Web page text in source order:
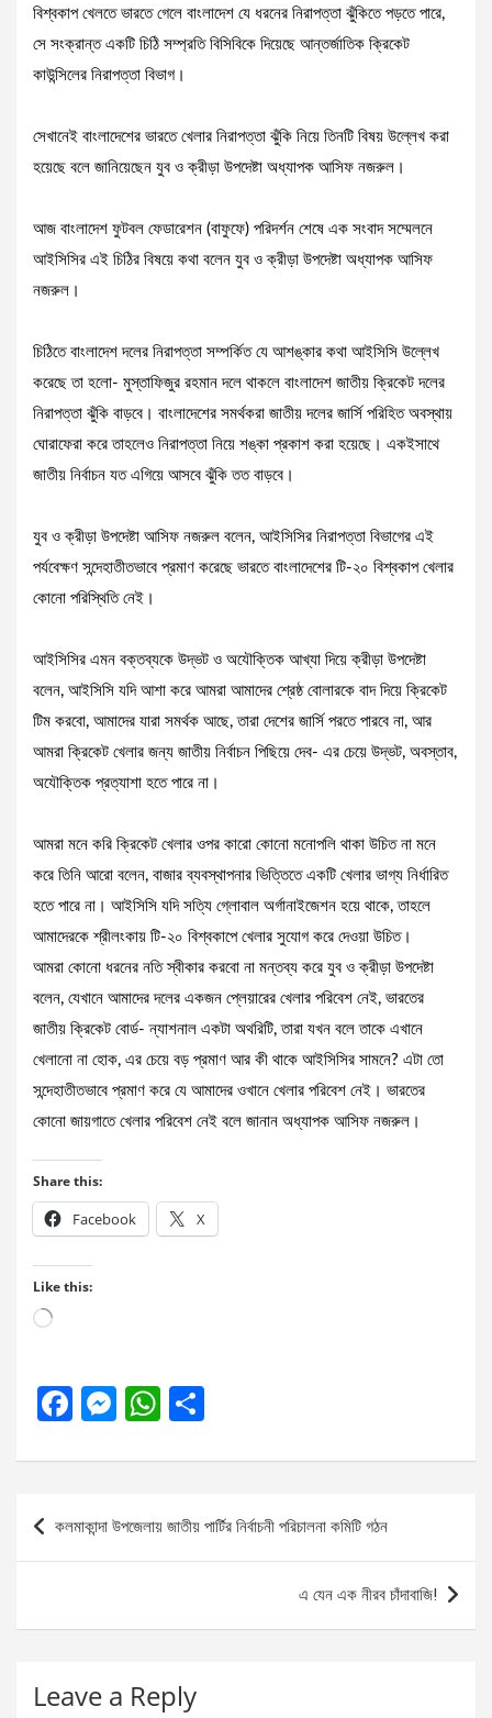
বিশ্বকাপ খেলতে ভারতে গেলে বাংলাদেশ যে ধরনের নিরাপত্তা ঝুঁকিতে পড়তে পারে,
সে সংক্রান্ত একটি চিঠি সম্প্রতি বিসিবিকে দিয়েছে আন্তর্জাতিক ক্রিকেট
কাউন্সিলের নিরাপত্তা বিভাগ।
সেখানেই বাংলাদেশের ভারতে খেলার নিরাপত্তা ঝুঁকি নিয়ে তিনটি বিষয় উল্লেখ করা
হয়েছে বলে জানিয়েছেন যুব ও ক্রীড়া উপদেষ্টা অধ্যাপক আসিফ নজরুল।
আজ বাংলাদেশ ফুটবল ফেডারেশন (বাফুফে) পরিদর্শন শেষে এক সংবাদ সম্মেলনে
আইসিসির এই চিঠির বিষয়ে কথা বলেন যুব ও ক্রীড়া উপদেষ্টা অধ্যাপক আসিফ
নজরুল।
চিঠিতে বাংলাদেশ দলের নিরাপত্তা সম্পর্কিত যে আশঙ্কার কথা আইসিসি উল্লেখ
করেছে তা হলো- মুস্তাফিজুর রহমান দলে থাকলে বাংলাদেশ জাতীয় ক্রিকেট দলের
নিরাপত্তা ঝুঁকি বাড়বে। বাংলাদেশের সমর্থকরা জাতীয় দলের জার্সি পরিহিত অবস্থায়
ঘোরাফেরা করে তাহলেও নিরাপত্তা নিয়ে শঙ্কা প্রকাশ করা হয়েছে। একইসাথে
জাতীয় নির্বাচন যত এগিয়ে আসবে ঝুঁকি তত বাড়বে।
যুব ও ক্রীড়া উপদেষ্টা আসিফ নজরুল বলেন, আইসিসির নিরাপত্তা বিভাগের এই
পর্যবেক্ষণ সন্দেহাতীতভাবে প্রমাণ করেছে ভারতে বাংলাদেশের টি-২০ বিশ্বকাপ খেলার
কোনো পরিস্থিতি নেই।
আইসিসির এমন বক্তব্যকে উদ্ভট ও অযৌক্তিক আখ্যা দিয়ে ক্রীড়া উপদেষ্টা
বলেন, আইসিসি যদি আশা করে আমরা আমাদের শ্রেষ্ঠ বোলারকে বাদ দিয়ে ক্রিকেট
টিম করবো, আমাদের যারা সমর্থক আছে, তারা দেশের জার্সি পরতে পারবে না, আর
আমরা ক্রিকেট খেলার জন্য জাতীয় নির্বাচন পিছিয়ে দেব- এর চেয়ে উদ্ভট, অবস্তাব,
অযৌক্তিক প্রত্যাশা হতে পারে না।
আমরা মনে করি ক্রিকেট খেলার ওপর কারো কোনো মনোপলি থাকা উচিত না মনে
করে তিনি আরো বলেন, বাজার ব্যবস্থাপনার ভিত্তিতে একটি খেলার ভাগ্য নির্ধারিত
হতে পারে না। আইসিসি যদি সত্যি গ্লোবাল অর্গানাইজেশন হয়ে থাকে, তাহলে
আমাদেরকে শ্রীলংকায় টি-২০ বিশ্বকাপে খেলার সুযোগ করে দেওয়া উচিত।
আমরা কোনো ধরনের নতি স্বীকার করবো না মন্তব্য করে যুব ও ক্রীড়া উপদেষ্টা
বলেন, যেখানে আমাদের দলের একজন প্লেয়ারের খেলার পরিবেশ নেই, ভারতের
জাতীয় ক্রিকেট বোর্ড- ন্যাশনাল একটা অথরিটি, তারা যখন বলে তাকে এখানে
খেলানো না হোক, এর চেয়ে বড় প্রমাণ আর কী থাকে আইসিসির সামনে? এটা তো
সন্দেহাতীতভাবে প্রমাণ করে যে আমাদের ওখানে খেলার পরিবেশ নেই। ভারতের
কোনো জায়গাতে খেলার পরিবেশ নেই বলে জানান অধ্যাপক আসিফ নজরুল।
Share this:
Facebook X
Like this:
Loading…
F
ce
o
M
se
n
g
W
at
A
ar
e
Post
navigation
কলমাকান্দা উপজেলায় জাতীয় পার্টির নির্বাচনী পরিচালনা কমিটি গঠন
এ যেন এক নীরব চাঁদাবাজি!
Leave a Reply